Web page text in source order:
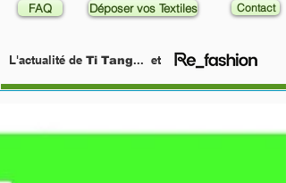
FAQ Déposer vos Textiles Contact
L'actualité de Ti Tang... et